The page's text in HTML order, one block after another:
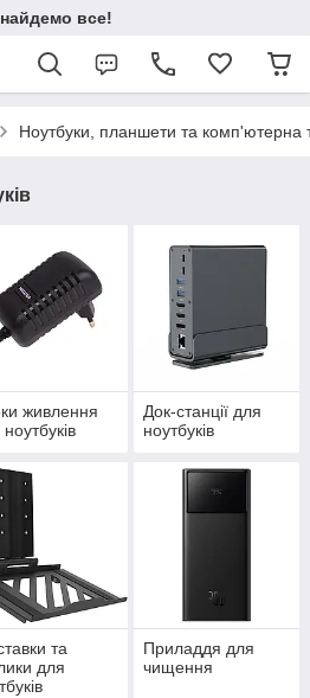
все!
Ноутбуки, планшети та комп'ютерна
живлення
Док-станції для
ноутбуків
та
для
Приладдя для
чищення